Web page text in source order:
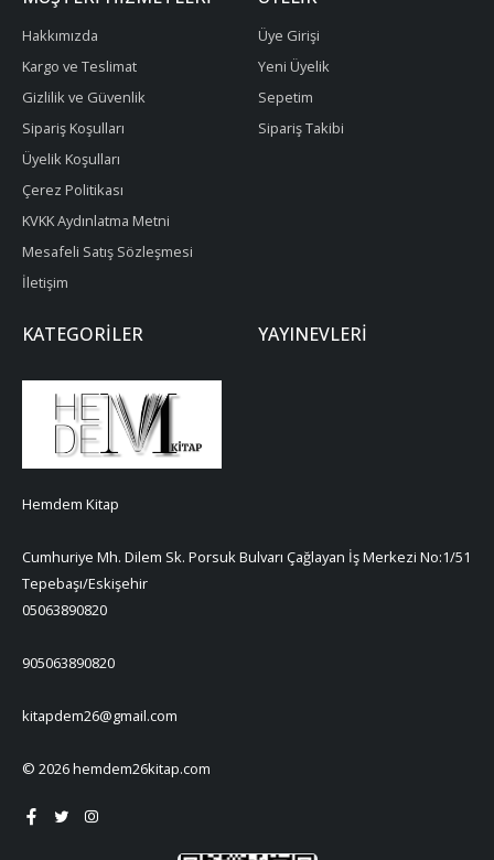
Hakkımızda
Kargo ve Teslimat
Gizlilik ve Güvenlik
Sipariş Koşulları
Üyelik Koşulları
Çerez Politikası
KVKK Aydınlatma Metni
Mesafeli Satış Sözleşmesi
İletişim
Üye Girişi
Yeni Üyelik
Sepetim
Sipariş Takibi
KATEGORILER YAYINEVLERI
Hemdem Kitap
Cumhuriye Mh. Dilem Sk. Porsuk Bulvarı Çağlayan İş Merkezi No:1/51
Tepebaşı/Eskişehir
05063890820
905063890820
kitapdem26@gmail.com
© 2026 hemdem26kitap.com